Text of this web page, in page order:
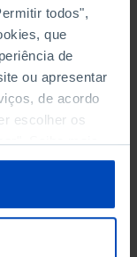
todos",
que
de
ou apresentar
de acordo
escolher os
Saiba mais
ou da